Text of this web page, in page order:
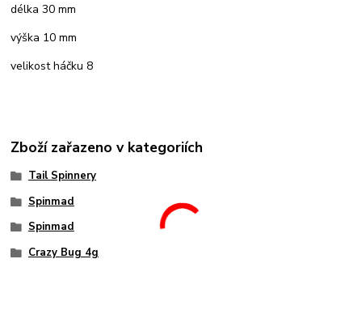
délka 30 mm
výška 10 mm
velikost háčku 8
Zboží zařazeno v kategoriích
Tail Spinnery
Spinmad
Spinmad
Crazy Bug 4g